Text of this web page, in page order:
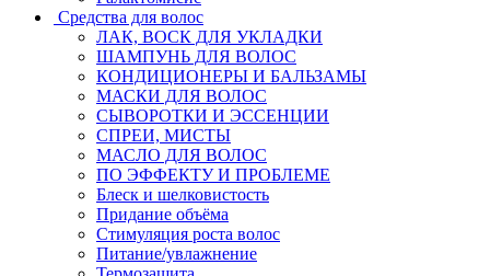
Средства для волос
ЛАК, ВОСК ДЛЯ УКЛАДКИ
ШАМПУНЬ ДЛЯ ВОЛОС
КОНДИЦИОНЕРЫ И БАЛЬЗАМЫ
МАСКИ ДЛЯ ВОЛОС
СЫВОРОТКИ И ЭССЕНЦИИ
СПРЕИ, МИСТЫ
МАСЛО ДЛЯ ВОЛОС
ПО ЭФФЕКТУ И ПРОБЛЕМЕ
Блеск и шелковистость
Придание объёма
Стимуляция роста волос
Питание/увлажнение